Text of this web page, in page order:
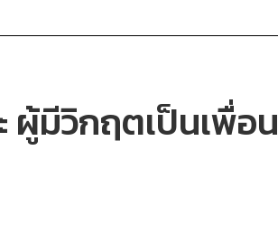
ผู้มีวิกฤตเป็นเพื่อน